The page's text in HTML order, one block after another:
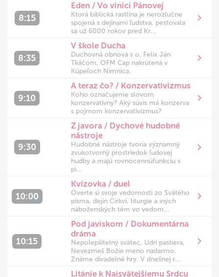
8:15
Eden / Vo vinici Pánovej
Ktorá biblická rastlina je nerozlučne
spojená s dejinami ľudstva, pestovala
sa už 6000 rokov pred Kr...
8:35
V škole Ducha
Duchovná obnova s o. Felix Ján
Tkáčom, OFM Cap nakrútená v
Kúpeľoch Nimnica.
9:10
A teraz čo? / Konzervativizmus
Koho označujeme slovom
konzervatívny? Aký súvis má konzerva
s pojmom konzervativizmus?
9:30
Z javora / Dychové hudobné
nástroje
Hudobné nástroje tvoria významný
zvukotvorný prostriedok ľudovej
hudby a majú rovnocennúfunkciu s
pi...
10:00
Kvízovka / duel
Overte si svoje vedomosti zo Svätého
písma, dejín Cirkvi, liturgie a iných
náboženských tém vo vedom...
10:15
Pod javiskom / Dokumentárna
dráma
Nepolepšitelný svätec, Udri pastiera,
Nevezmeš Božie meno nadarmo.
Známe divadelné hry. V dnešnej r...
Litánie k Najsvätejšiemu Srdcu